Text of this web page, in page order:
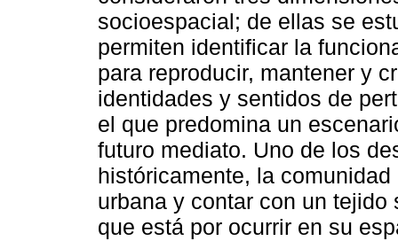
socioespacial; de ellas se
permiten identificar la
para reproducir, mantener y
identidades y sentidos de
el que predomina un
futuro mediato. Uno de los
históricamente, la
urbana y contar con un
que está por ocurrir en su